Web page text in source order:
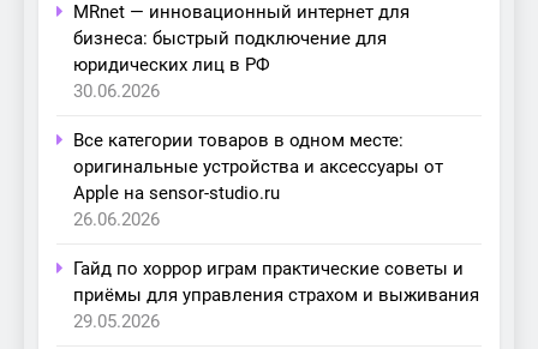
MRnet — инновационный интернет для
бизнеса: быстрый подключение для
юридических лиц в РФ
30.06.2026
Все категории товаров в одном месте:
оригинальные устройства и аксессуары от
Apple на sensor-studio.ru
26.06.2026
Гайд по хоррор играм практические советы и
приёмы для управления страхом и выживания
29.05.2026